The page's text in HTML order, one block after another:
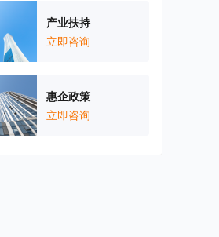
产业扶持
立即咨询
惠企政策
立即咨询